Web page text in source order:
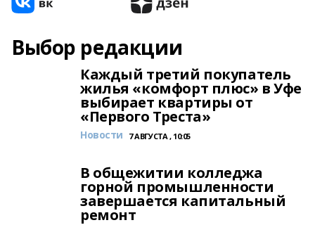
Выбор редакции
Каждый третий покупатель
жилья «комфорт плюс» в Уфе
выбирает квартиры от
«Первого Треста»
Новости 7 АВГУСТА , 10:05
В общежитии колледжа
горной промышленности
завершается капитальный
ремонт